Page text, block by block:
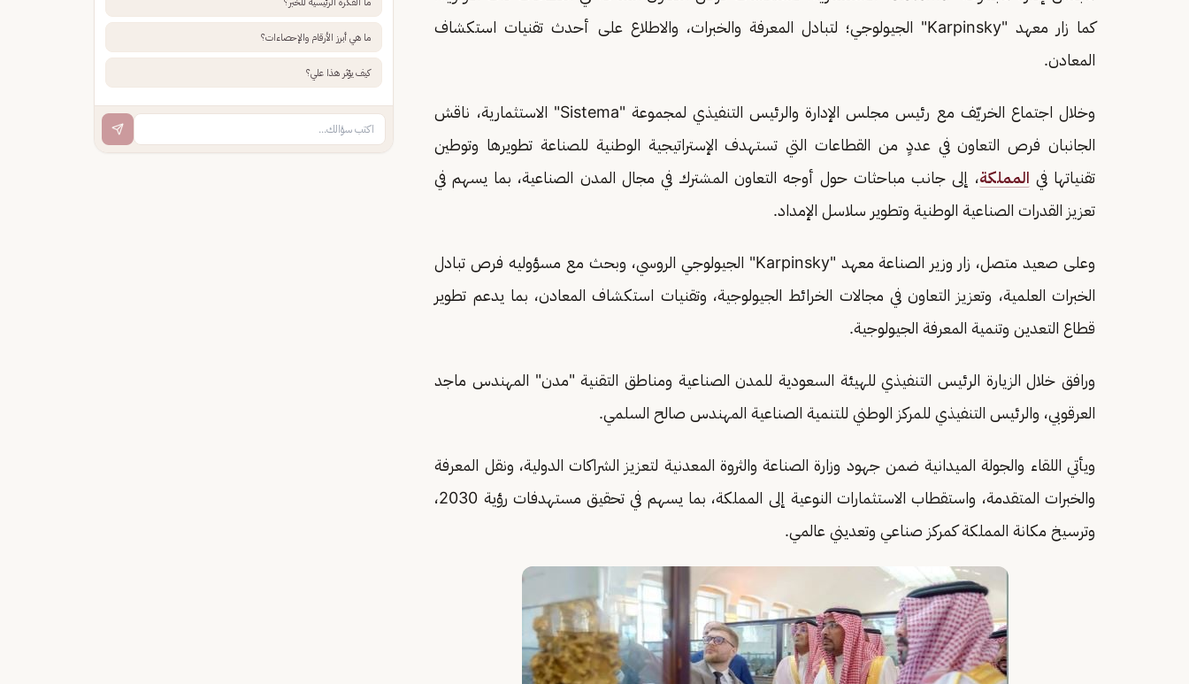
كما زار معهد "Karpinsky" الجيولوجي؛ لتبادل المعرفة والخبرات، والاطلاع على أحدث تقنيات استكشاف
المعادن.
وخلال اجتماع الخريّف مع رئيس مجلس الإدارة والرئيس التنفيذي لمجموعة "Sistema" الاستثمارية، ناقش
الجانبان فرص التعاون في عددٍ من القطاعات التي تستهدف الإستراتيجية الوطنية للصناعة تطويرها وتوطين
تقنياتها في المملكة، إلى جانب مباحثات حول أوجه التعاون المشترك في مجال المدن الصناعية، بما يسهم في
تعزيز القدرات الصناعية الوطنية وتطوير سلاسل الإمداد.
وعلى صعيد متصل، زار وزير الصناعة معهد "Karpinsky" الجيولوجي الروسي، وبحث مع مسؤوليه فرص تبادل
الخبرات العلمية، وتعزيز التعاون في مجالات الخرائط الجيولوجية، وتقنيات استكشاف المعادن، بما يدعم تطوير
قطاع التعدين وتنمية المعرفة الجيولوجية.
ورافق خلال الزيارة الرئيس التنفيذي للهيئة السعودية للمدن الصناعية ومناطق التقنية "مدن" المهندس ماجد
العرقوبي، والرئيس التنفيذي للمركز الوطني للتنمية الصناعية المهندس صالح السلمي.
ويأتي اللقاء والجولة الميدانية ضمن جهود وزارة الصناعة والثروة المعدنية لتعزيز الشراكات الدولية، ونقل المعرفة
والخبرات المتقدمة، واستقطاب الاستثمارات النوعية إلى المملكة، بما يسهم في تحقيق مستهدفات رؤية 2030،
وترسيخ مكانة المملكة كمركز صناعي وتعديني عالمي.
ما هي أبرز الأرقام والإحصاءات؟
كيف يؤثر هذا علي؟